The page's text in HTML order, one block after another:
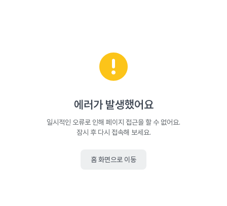
에러가 발생했어요
일시적인 오류로 인해 페이지 접근을 할 수 없어요.
잠시 후 다시 접속해 보세요.
홈 화면으로 이동